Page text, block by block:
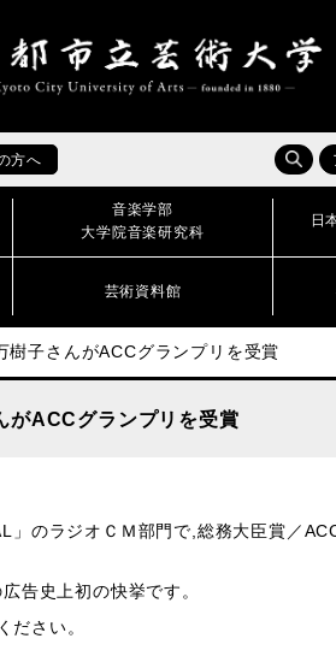
方へ
音楽学部
大学院音楽研究科
日
芸術資料館
子さんがACCグランプリを受賞
がACCグランプリを受賞
のラジオＣＭ部門で,総務大臣賞／
告史上初の快挙です。
ださい。